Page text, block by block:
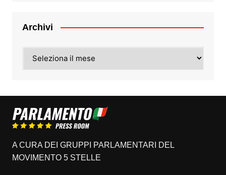
Archivi
A CURA DEI GRUPPI PARLAMENTARI DEL
MOVIMENTO 5 STELLE